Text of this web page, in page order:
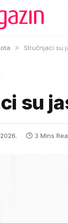
» Stručnjaci su
su
3 Mins